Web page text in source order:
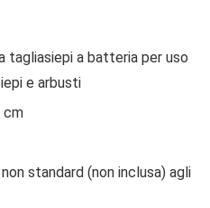
tagliasiepi a batteria per uso
e arbusti
cm
standard (non inclusa) agli